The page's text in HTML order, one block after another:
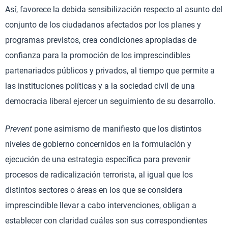
Así, favorece la debida sensibilización respecto al asunto del
conjunto de los ciudadanos afectados por los planes y
programas previstos, crea condiciones apropiadas de
confianza para la promoción de los imprescindibles
partenariados públicos y privados, al tiempo que permite a
las instituciones políticas y a la sociedad civil de una
democracia liberal ejercer un seguimiento de su desarrollo.
Prevent pone asimismo de manifiesto que los distintos
niveles de gobierno concernidos en la formulación y
ejecución de una estrategia específica para prevenir
procesos de radicalización terrorista, al igual que los
distintos sectores o áreas en los que se considera
imprescindible llevar a cabo intervenciones, obligan a
establecer con claridad cuáles son sus correspondientes